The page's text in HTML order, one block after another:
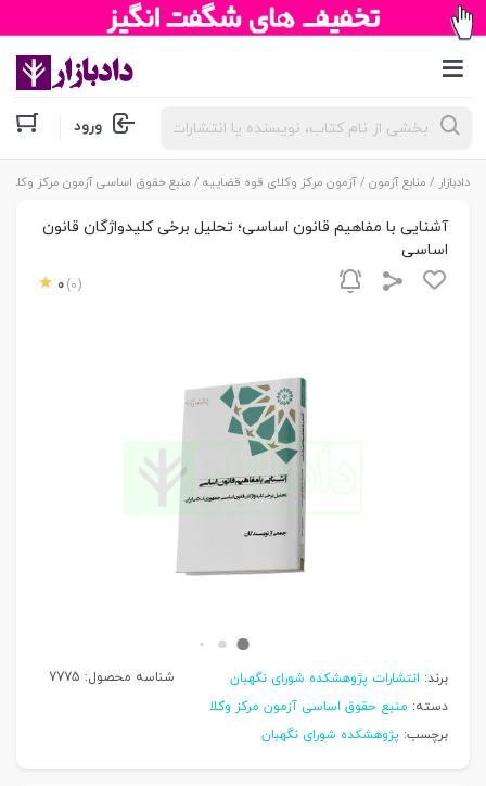
جستجوی
محصولات ورود
دادبازار / منابع آزمون /آزمون مرکز وکلای قوه قضاییه / منبع حقوق اساسی آزمون مرکز وکلا
آشنایی با مفاهيم قانون اساسی؛ تحليل برخی کليدواژگان قانون
اساسی
0 (0)
برند: انتشارات پژوهشکده شورای نگهبان شناسه محصول: 7775
دسته: منبع حقوق اساسی آزمون مرکز وکلا
برچسب: پژوهشکده شورای نگهبان